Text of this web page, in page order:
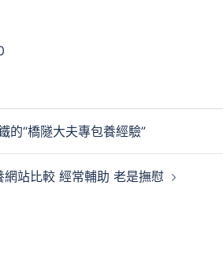
的“橋隧大夫專包養經驗”
網站比較 經常輔助 老是撫慰